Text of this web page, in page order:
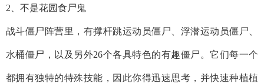
2、不是花园食尸鬼
战斗僵尸阵营里，有撑杆跳运动员僵尸、浮潜运动员僵尸、
水桶僵尸，以及另外26个各具特色的有趣僵尸。它们每一个
都拥有独特的特殊技能，因此你得迅速思考，并快速种植植